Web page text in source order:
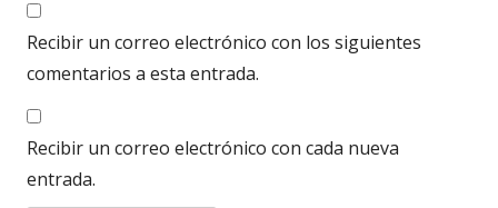
Recibir un correo electrónico con los siguientes
comentarios a esta entrada.
Recibir un correo electrónico con cada nueva
entrada.